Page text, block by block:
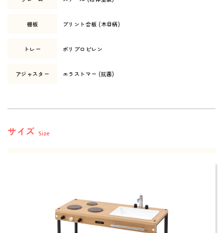
棚板 プリント合板 (木目柄)
トレー ポリプロピレン
アジャスター エラストマー (抗菌)
サイズ Size